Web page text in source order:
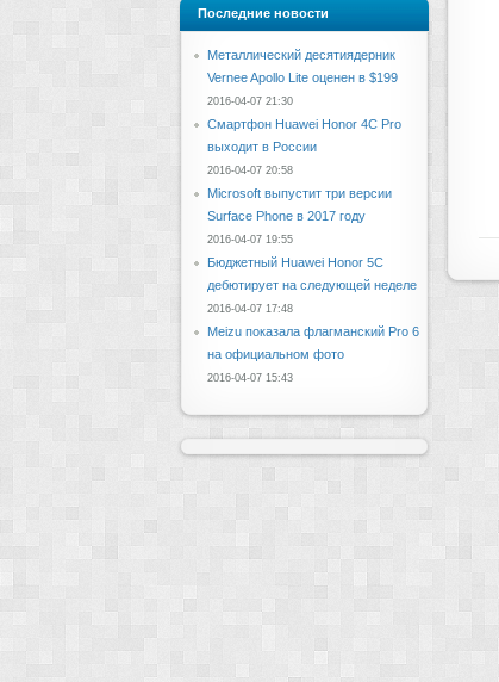
Последние новости
Металлический десятиядерник
Vernee Apollo Lite оценен в $199
2016-04-07 21:30
Смартфон Huawei Honor 4C Pro
выходит в России
2016-04-07 20:58
Microsoft выпустит три версии
Surface Phone в 2017 году
2016-04-07 19:55
Бюджетный Huawei Honor 5C
дебютирует на следующей неделе
2016-04-07 17:48
Meizu показала флагманский Pro 6
на официальном фото
2016-04-07 15:43